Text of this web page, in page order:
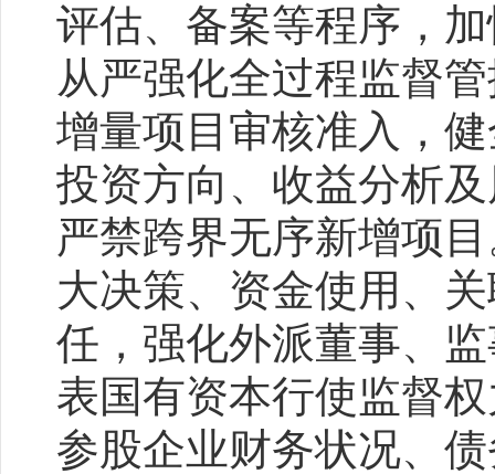
评估、备案等程序，
从严强化全过程监督
增量项目审核准入，
投资方向、收益分析
严禁跨界无序新增项
大决策、资金使用、
任，强化外派董事、
表国有资本行使监督
参股企业财务状况、